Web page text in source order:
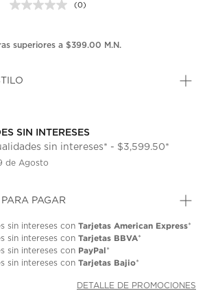
Sin
en
(0)
superiores a $399.00 M.N.
SIN INTERESES
sin intereses* - $3,599.50*
de Agosto
PAGAR
sin intereses con Tarjetas American Express*
sin intereses con Tarjetas BBVA*
sin intereses con PayPal*
sin intereses con Tarjetas Bajio*
DETALLE DE PROMOCIONES